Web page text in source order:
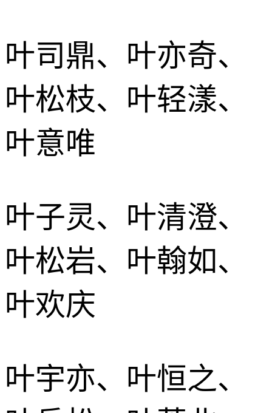
叶司鼎、叶亦奇、
叶松枝、叶轻漾、
叶意唯
叶子灵、叶清澄、
叶松岩、叶翰如、
叶欢庆
叶宇亦、叶恒之、